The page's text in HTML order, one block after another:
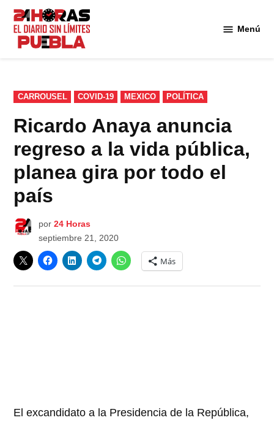
Saltar
contenido
Menú
PUBLICADO
EN
CARROUSEL COVID-19 MEXICO POLÍTICA
Ricardo Anaya anuncia
regreso a la vida pública,
planea gira por todo el
país
por 24 Horas
septiembre 21, 2020
Más
El excandidato a la Presidencia de la República,